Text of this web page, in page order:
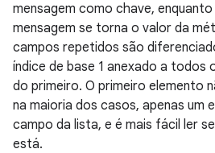
mensagem como chave,
mensagem se torna o valor da
campos repetidos são
índice de base 1 anexado a todos
do primeiro. O primeiro elemento
na maioria dos casos, apenas um
campo da lista, e é mais fácil ler
está.